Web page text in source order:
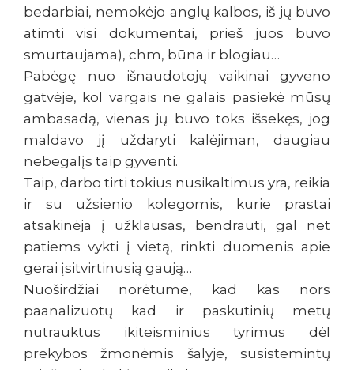
bedarbiai, nemokėjo anglų kalbos, iš jų buvo
atimti visi dokumentai, prieš juos buvo
smurtaujama), chm, būna ir blogiau…
Pabėgę nuo išnaudotojų vaikinai gyveno
gatvėje, kol vargais ne galais pasiekė mūsų
ambasadą, vienas jų buvo toks išsekęs, jog
maldavo jį uždaryti kalėjiman, daugiau
nebegalįs taip gyventi.
Taip, darbo tirti tokius nusikaltimus yra, reikia
ir su užsienio kolegomis, kurie prastai
atsakinėja į užklausas, bendrauti, gal net
patiems vykti į vietą, rinkti duomenis apie
gerai įsitvirtinusią gaują…
Nuoširdžiai norėtume, kad kas nors
paanalizuotų kad ir paskutinių metų
nutrauktus ikiteisminius tyrimus dėl
prekybos žmonėmis šalyje, susistemintų